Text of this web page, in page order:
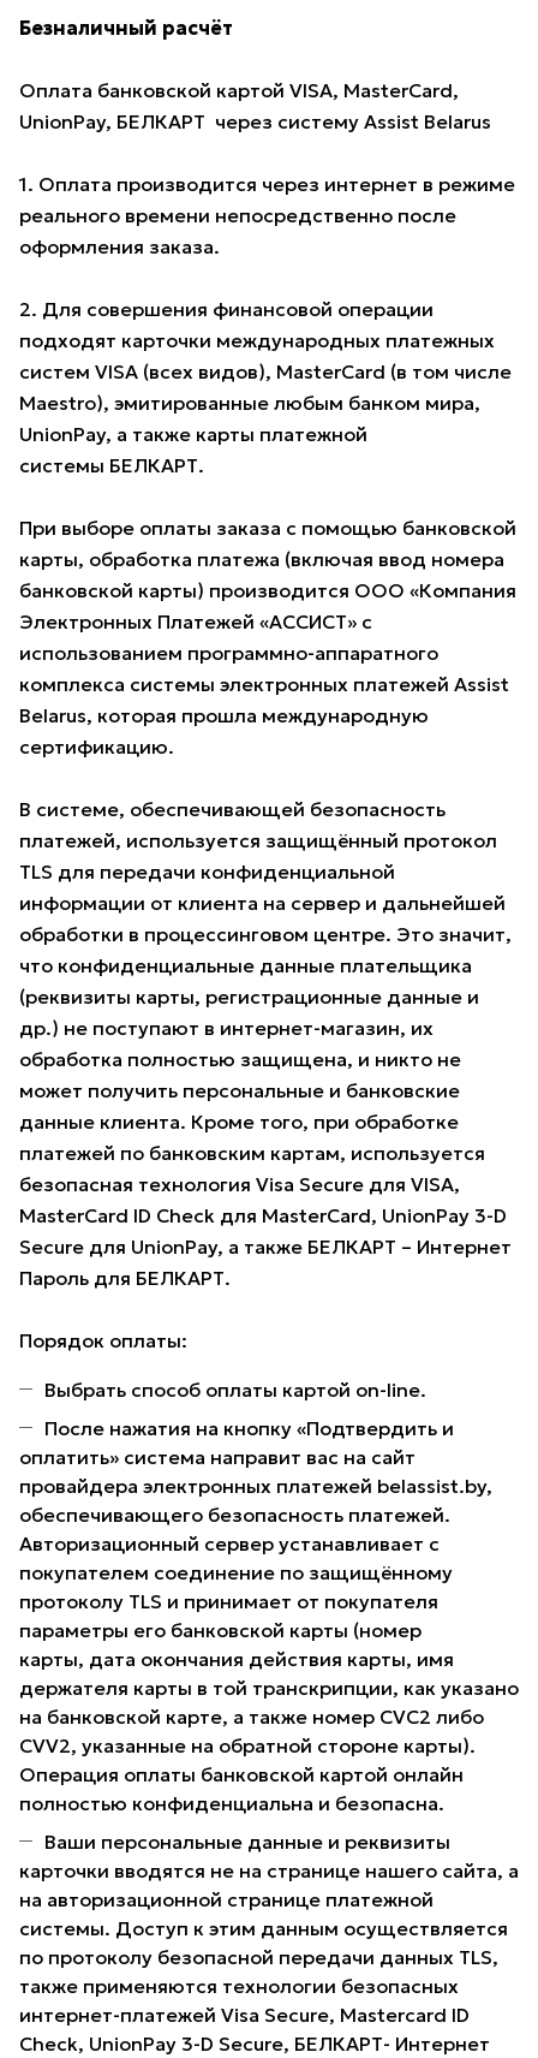
Безналичный расчёт
Оплата банковской картой VISA, MasterCard,
UnionPay, БЕЛКАРТ через систему Assist Belarus
1. Оплата производится через интернет в режиме
реального времени непосредственно после
оформления заказа.
2. Для совершения финансовой операции
подходят карточки международных платежных
систем VISA (всех видов), MasterCard (в том числе
Maestro), эмитированные любым банком мира,
UnionPay, а также карты платежной
системы БЕЛКАРТ.
При выборе оплаты заказа с помощью банковской
карты, обработка платежа (включая ввод номера
банковской карты) производится ООО «Компания
Электронных Платежей «АССИСТ» с
использованием программно-аппаратного
комплекса системы электронных платежей Assist
Belarus, которая прошла международную
сертификацию.
В системе, обеспечивающей безопасность
платежей, используется защищённый протокол
TLS для передачи конфиденциальной
информации от клиента на сервер и дальнейшей
обработки в процессинговом центре. Это значит,
что конфиденциальные данные плательщика
(реквизиты карты, регистрационные данные и
др.) не поступают в интернет-магазин, их
обработка полностью защищена, и никто не
может получить персональные и банковские
данные клиента. Кроме того, при обработке
платежей по банковским картам, используется
безопасная технология Visa Secure для VISA,
MasterCard ID Check для MasterCard, UnionPay 3-D
Secure для UnionPay, а также БЕЛКАРТ – Интернет
Пароль для БЕЛКАРТ.
Порядок оплаты:
Выбрать способ оплаты картой on-line.
После нажатия на кнопку «Подтвердить и
оплатить» система направит вас на сайт
провайдера электронных платежей belassist.by,
обеспечивающего безопасность платежей.
Авторизационный сервер устанавливает с
покупателем соединение по защищённому
протоколу TLS и принимает от покупателя
параметры его банковской карты (номер
карты, дата окончания действия карты, имя
держателя карты в той транскрипции, как указано
на банковской карте, а также номер CVC2 либо
CVV2, указанные на обратной стороне карты).
Операция оплаты банковской картой онлайн
полностью конфиденциальна и безопасна.
Ваши персональные данные и реквизиты
карточки вводятся не на странице нашего сайта, а
на авторизационной странице платежной
системы. Доступ к этим данным осуществляется
по протоколу безопасной передачи данных TLS,
также применяются технологии безопасных
интернет-платежей Visa Secure, Mastercard ID
Check, UnionPay 3-D Secure, БЕЛКАРТ- Интернет